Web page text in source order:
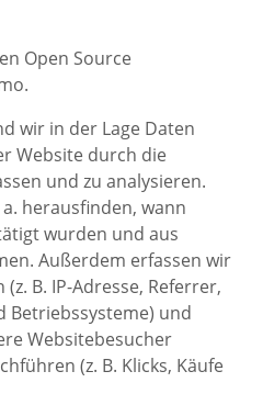
Open Source
wir in der Lage Daten
Website durch die
und zu analysieren.
herausfinden, wann
wurden und aus
Außerdem erfassen wir
B. IP-Adresse, Referrer,
Betriebssysteme) und
Websitebesucher
(z. B. Klicks, Käufe